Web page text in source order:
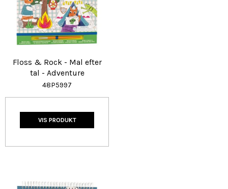
Floss & Rock - Mal efter
tal - Adventure
48P5997
VIS PRODUKT